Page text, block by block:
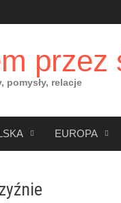
przez
pomysły, relacje
EUROPA